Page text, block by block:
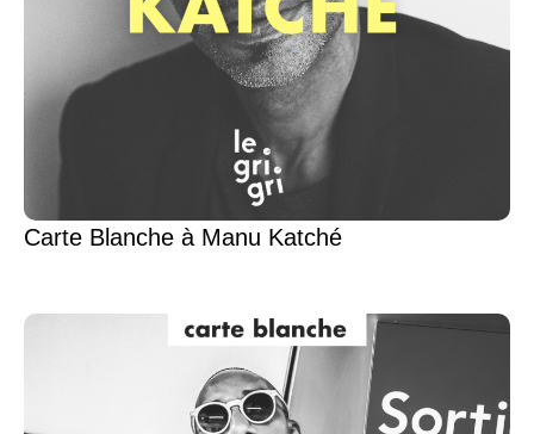
Carte Blanche à Manu Katché